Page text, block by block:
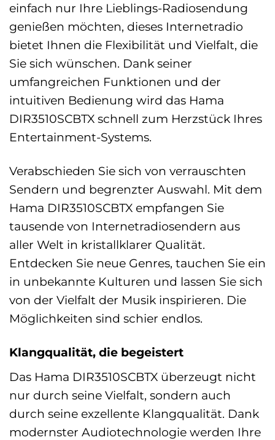
einfach nur Ihre Lieblings-Radiosendung
genießen möchten, dieses Internetradio
bietet Ihnen die Flexibilität und Vielfalt, die
Sie sich wünschen. Dank seiner
umfangreichen Funktionen und der
intuitiven Bedienung wird das Hama
DIR3510SCBTX schnell zum Herzstück Ihres
Entertainment-Systems.
Verabschieden Sie sich von verrauschten
Sendern und begrenzter Auswahl. Mit dem
Hama DIR3510SCBTX empfangen Sie
tausende von Internetradiosendern aus
aller Welt in kristallklarer Qualität.
Entdecken Sie neue Genres, tauchen Sie ein
in unbekannte Kulturen und lassen Sie sich
von der Vielfalt der Musik inspirieren. Die
Möglichkeiten sind schier endlos.
Klangqualität, die begeistert
Das Hama DIR3510SCBTX überzeugt nicht
nur durch seine Vielfalt, sondern auch
durch seine exzellente Klangqualität. Dank
modernster Audiotechnologie werden Ihre